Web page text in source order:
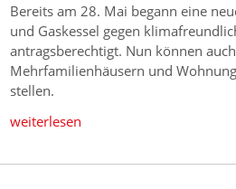
Bereits am 28. Mai begann eine
und Gaskessel gegen
antragsberechtigt. Nun können
Mehrfamilienhäusern und
stellen.
weiterlesen